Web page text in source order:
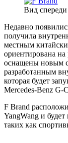
Вид спереди
Недавно
получила
местным
ориентирована
оснащены новым
разработанным
которая будет
Mercedes-Benz G-
F Brand
YangWang и
таких как